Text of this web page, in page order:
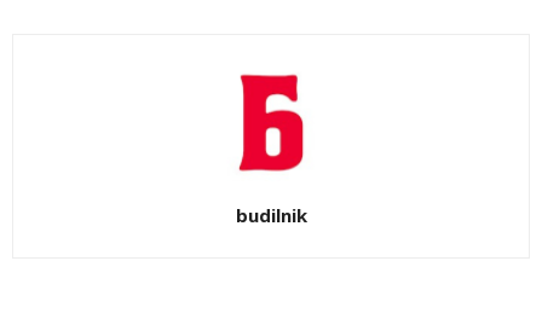
budilnik